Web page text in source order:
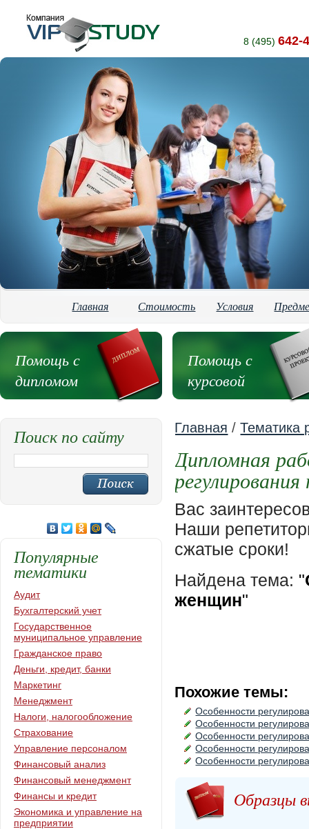
8 (495) 642-
Главная Стоимость Условия
Помощь с
дипломом
Помощь с
курсовой
Главная /Тематика
Дипломная
Вас
Наши
сжатые сроки!
Найдена тема: "
женщин"
Похожие темы:
Особенности
Особенности
Особенности
Особенности
Особенности
Образцы
Поиск по сайту
Популярные
тематики
Аудит
Бухгалтерский учет
Государственное
муниципальное управление
Гражданское право
Деньги, кредит, банки
Маркетинг
Менеджмент
Налоги, налогообложение
Страхование
Управление персоналом
Финансовый анализ
Финансовый менеджмент
Финансы и кредит
Экономика и управление на
предприятии